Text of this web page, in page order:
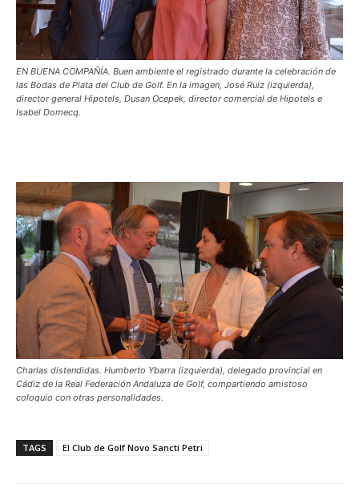
EN BUENA COMPAÑÍA. Buen ambiente el registrado durante la celebración de
las Bodas de Plata del Club de Golf. En la imagen, José Ruiz (izquierda),
director general Hipotels, Dusan Ocepek, director comercial de Hipotels e
Isabel Domecq.
Charlas distendidas. Humberto Ybarra (izquierda), delegado provincial en
Cádiz de la Real Federación Andaluza de Golf, compartiendo amistoso
coloquio con otras personalidades.
TAGS El Club de Golf Novo Sancti Petri